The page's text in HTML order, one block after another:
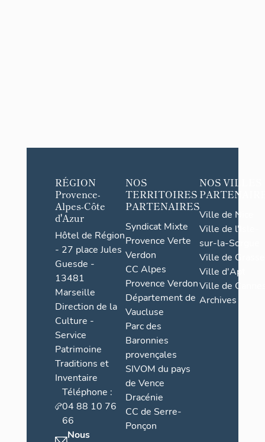
RÉGION
Provence-
Alpes-Côte
d'Azur
Hôtel de Région
- 27 place Jules
Guesde -
13481
Marseille
Direction de la
Culture -
Service
Patrimoine
Traditions et
Inventaire
Téléphone :
04 88 10 76
66
Nous
NOS
TERRITOIRES
PARTENAIRES
Syndicat Mixte
Provence Verte
Verdon
CC Alpes
Provence Verdon
Département de
Vaucluse
Parc des
Baronnies
provençales
SIVOM du pays
de Vence
Dracénie
CC de Serre-
Ponçon
NOS VILLES
Ville de Nice
Ville de l'Isle-
sur-la-Sorgue
Ville de Grasse
Ville d'Apt
Ville de
Archives